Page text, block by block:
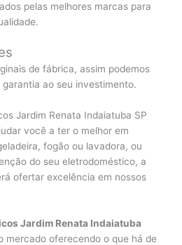
pelas melhores marcas para
de fábrica, assim podemos
ao seu investimento.
Jardim Renata Indaiatuba SP
você a ter o melhor em
fogão ou lavadora, ou
do seu eletrodoméstico, a
ofertar excelência em nossos
Jardim Renata Indaiatuba
mercado oferecendo o que há de